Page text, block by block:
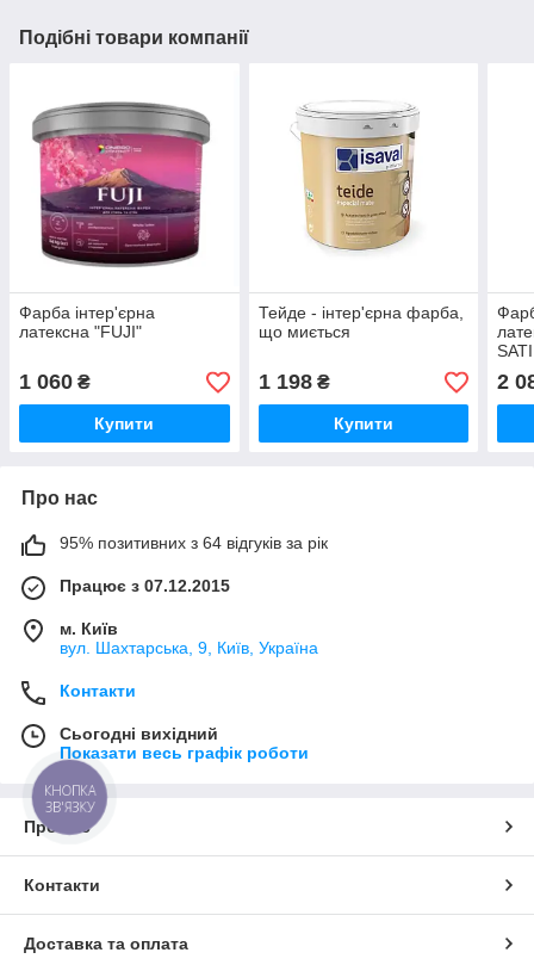
Подібні товари компанії
Фарба інтер'єрна
латексна "FUJI"
1 060 ₴
Купити
Тейде - інтер'єрна фарба,
що миється
1 198₴
Купити
2
Про нас
95% позитивних з 64 відгуків за рік
Працює з 07.12.2015
м. Київ
вул. Шахтарська, 9, Київ, Україна
Контакти
Сьогодні вихідний
Показати весь графік роботи
Про нас
Контакти
Доставка та оплата
КНОПКА
ЗВ'ЯЗКУ